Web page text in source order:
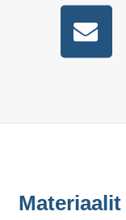
Materiaalit